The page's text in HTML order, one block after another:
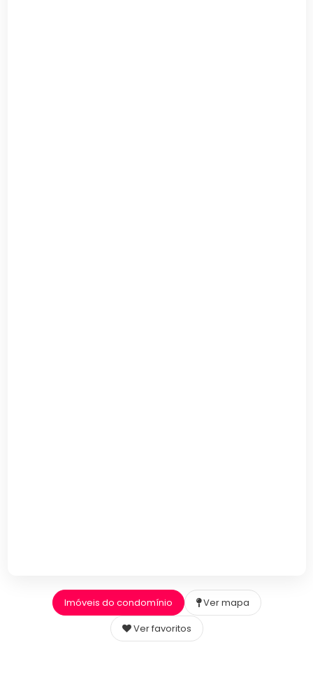
Imóveis do condomínio
Ver mapa
Ver favoritos